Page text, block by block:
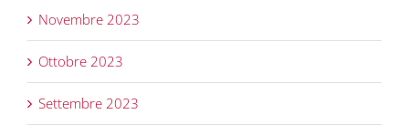
Novembre 2023
Ottobre 2023
Settembre 2023